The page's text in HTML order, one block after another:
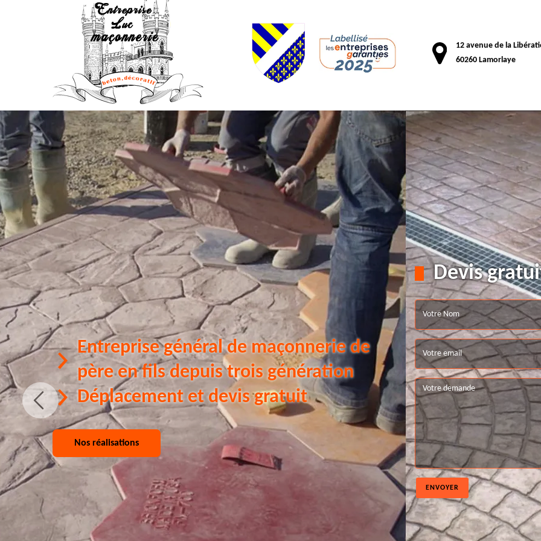
12 avenue de la
60260 Lamorlaye
Entreprise général de maçonnerie de
père en fils depuis trois génération
Déplacement et devis gratuit
Nos réalisations
Devis